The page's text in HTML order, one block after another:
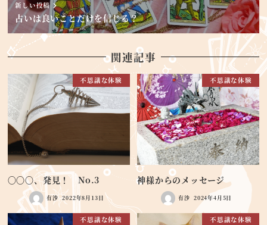
新しい投稿
占いは良いことだけを信じる？
関連記事
不思議な体験
〇〇〇、発見！ No.3
有沙 2022年8月13日
不思議な体験
神様からのメッセージ
有沙 2024年4月5日
不思議な体験 不思議な体験